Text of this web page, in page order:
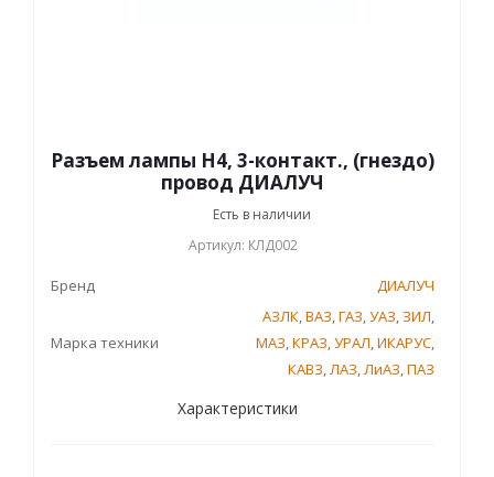
Разъем лампы H4, 3-контакт., (гнездо)
провод ДИАЛУЧ
Есть в наличии
Артикул: КЛД002
Бренд ДИАЛУЧ
Марка техники
АЗЛК,ВАЗ,ГАЗ,УАЗ, ЗИЛ,
МАЗ,КРАЗ,УРАЛ,ИКАРУС,
КАВЗ,ЛАЗ,ЛиАЗ,ПАЗ
Характеристики